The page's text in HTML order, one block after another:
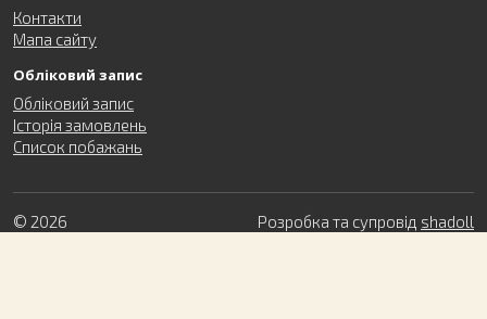
Контакти
Мапа сайту
Обліковий запис
Обліковий запис
Історія замовлень
Список побажань
© 2026 Розробка та супровід shadoll